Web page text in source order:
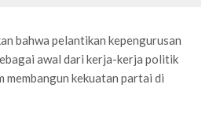
bahwa pelantikan kepengurusan
awal dari kerja-kerja politik
membangun kekuatan partai di